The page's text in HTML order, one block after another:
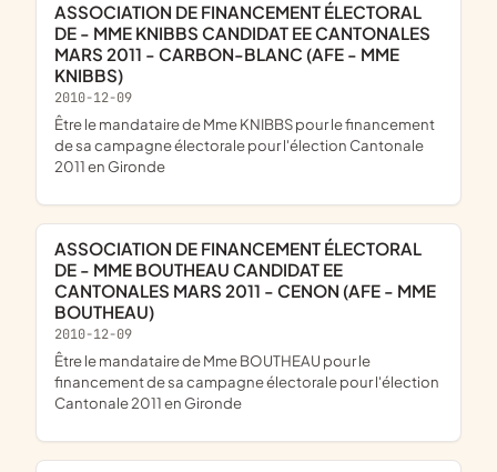
ASSOCIATION DE FINANCEMENT ÉLECTORAL
DE - MME KNIBBS CANDIDAT EE CANTONALES
MARS 2011 - CARBON-BLANC (AFE - MME
KNIBBS)
2010-12-09
être le mandataire de Mme KNIBBS pour le financement
de sa campagne électorale pour l'élection Cantonale
2011 en Gironde
ASSOCIATION DE FINANCEMENT ÉLECTORAL
DE - MME BOUTHEAU CANDIDAT EE
CANTONALES MARS 2011 - CENON (AFE - MME
BOUTHEAU)
2010-12-09
être le mandataire de Mme BOUTHEAU pour le
financement de sa campagne électorale pour l'élection
Cantonale 2011 en Gironde